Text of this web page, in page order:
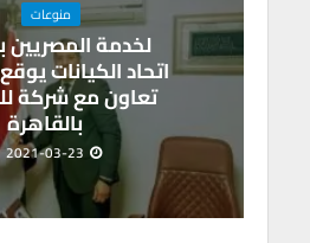
منوعات
لخدمة المصريين
اتحاد الكيانات
تعاون مع شركة
بالقاهرة
2021-03-23